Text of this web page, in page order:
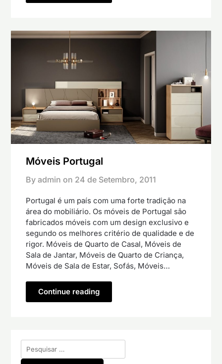
Móveis Portugal
By admin on 24 de Setembro, 2011
Portugal é um país com uma forte tradição na
área do mobiliário. Os móveis de Portugal são
fabricados móveis com um design exclusivo e
segundo os melhores critério de qualidade e de
rigor. Móveis de Quarto de Casal, Móveis de
Sala de Jantar, Móveis de Quarto de Criança,
Móveis de Sala de Estar, Sofás, Móveis…
Continue reading
Pesquisar
por: